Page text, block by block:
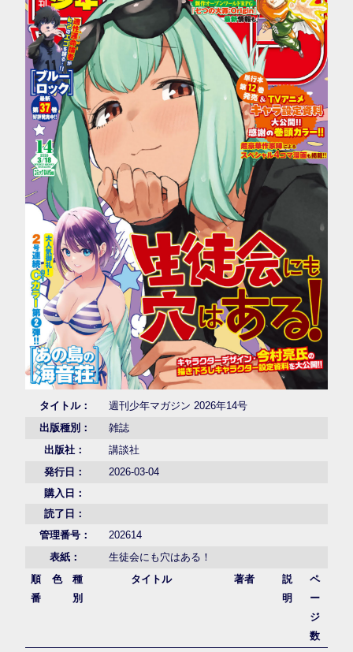
タイトル：
週刊少年マガジン 2026年14号
出版種別：
雑誌
出版社：
講談社
発行日：
2026-03-04
購入日：
読了日：
管理番号：
202614
表紙：
生徒会にも穴はある！
順
番
色
種
別
タイトル 著者
説
明
ペ
ー
ジ
数